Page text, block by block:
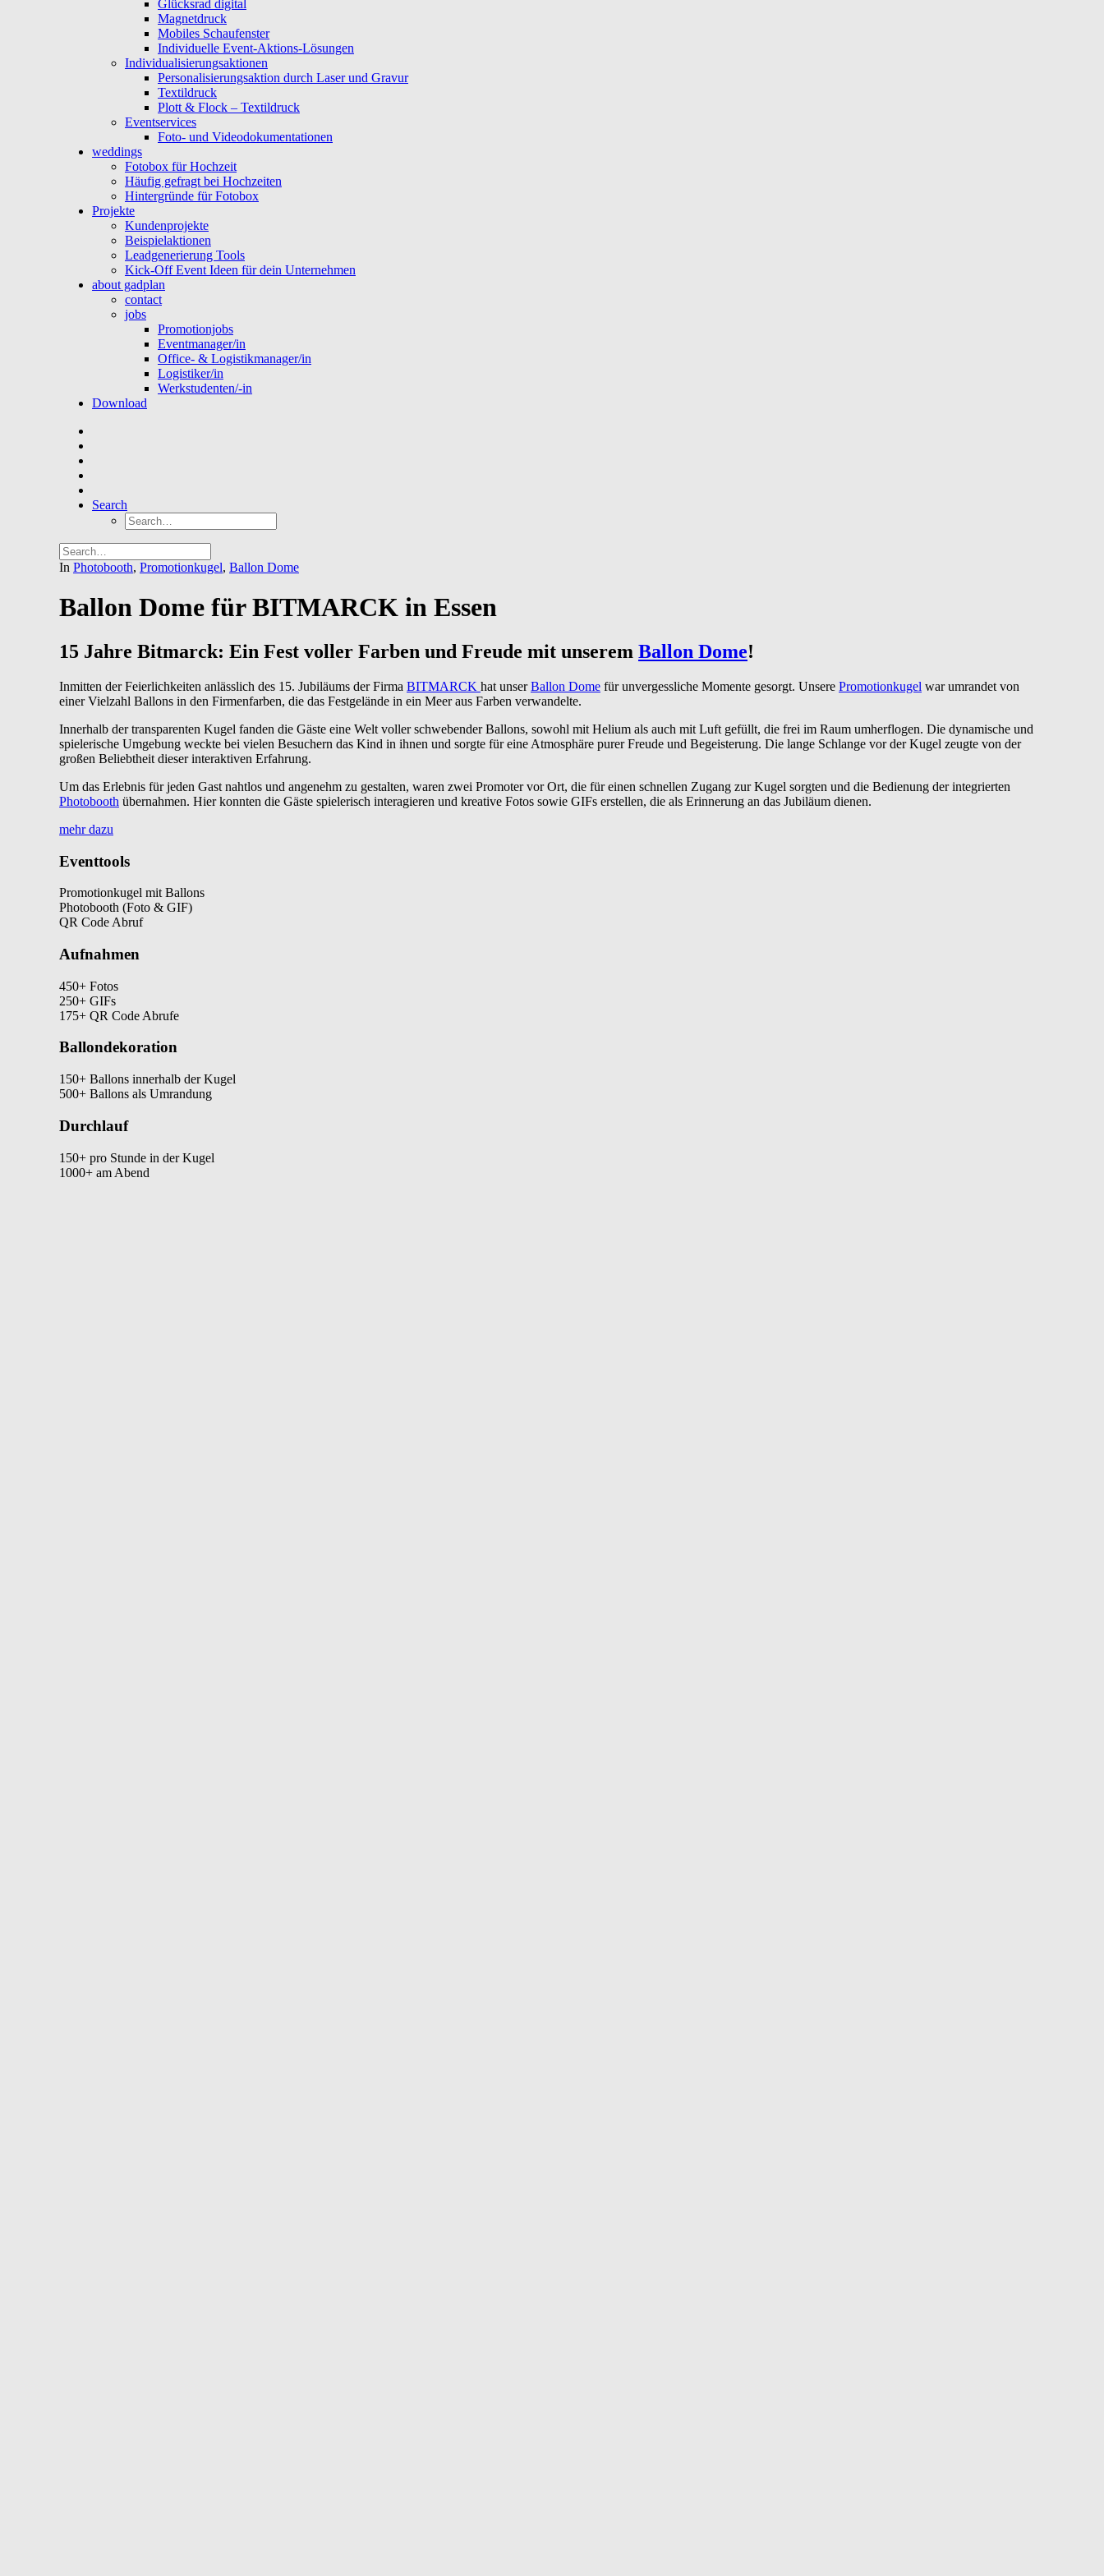
Glücksrad digital
Magnetdruck
Mobiles Schaufenster
Individuelle Event-Aktions-Lösungen
Individualisierungsaktionen
Personalisierungsaktion durch Laser und Gravur
Textildruck
Plott & Flock – Textildruck
Eventservices
Foto- und Videodokumentationen
weddings
Fotobox für Hochzeit
Häufig gefragt bei Hochzeiten
Hintergründe für Fotobox
Projekte
Kundenprojekte
Beispielaktionen
Leadgenerierung Tools
Kick-Off Event Ideen für dein Unternehmen
about gadplan
contact
jobs
Promotionjobs
Eventmanager/in
Office- & Logistikmanager/in
Logistiker/in
Werkstudenten/-in
Download
Search
In Photobooth, Promotionkugel, Ballon Dome
Ballon Dome für BITMARCK in Essen
15 Jahre Bitmarck: Ein Fest voller Farben und Freude mit unserem Ballon Dome!
Inmitten der Feierlichkeiten anlässlich des 15. Jubiläums der Firma BITMARCK hat unserBallon Dome für unvergessliche Momente gesorgt. Unsere Promotionkugel war umrandet von
einer Vielzahl Ballons in den Firmenfarben, die das Festgelände in ein Meer aus Farben verwandelte.
Innerhalb der transparenten Kugel fanden die Gäste eine Welt voller schwebender Ballons, sowohl mit Helium als auch mit Luft gefüllt, die frei im Raum umherflogen. Die dynamische und
spielerische Umgebung weckte bei vielen Besuchern das Kind in ihnen und sorgte für eine Atmosphäre purer Freude und Begeisterung. Die lange Schlange vor der Kugel zeugte von der
großen Beliebtheit dieser interaktiven Erfahrung.
Um das Erlebnis für jeden Gast nahtlos und angenehm zu gestalten, waren zwei Promoter vor Ort, die für einen schnellen Zugang zur Kugel sorgten und die Bedienung der integrierten
Photobooth übernahmen. Hier konnten die Gäste spielerisch interagieren und kreative Fotos sowie GIFs erstellen, die als Erinnerung an das Jubiläum dienen.
mehr dazu
Eventtools
Promotionkugel mit Ballons
Photobooth (Foto & GIF)
QR Code Abruf
Aufnahmen
450+ Fotos
250+ GIFs
175+ QR Code Abrufe
Ballondekoration
150+ Ballons innerhalb der Kugel
500+ Ballons als Umrandung
Durchlauf
150+ pro Stunde in der Kugel
1000+ am Abend